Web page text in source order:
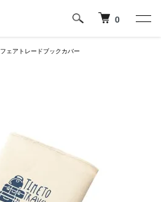
0
フェアトレードブックカバー